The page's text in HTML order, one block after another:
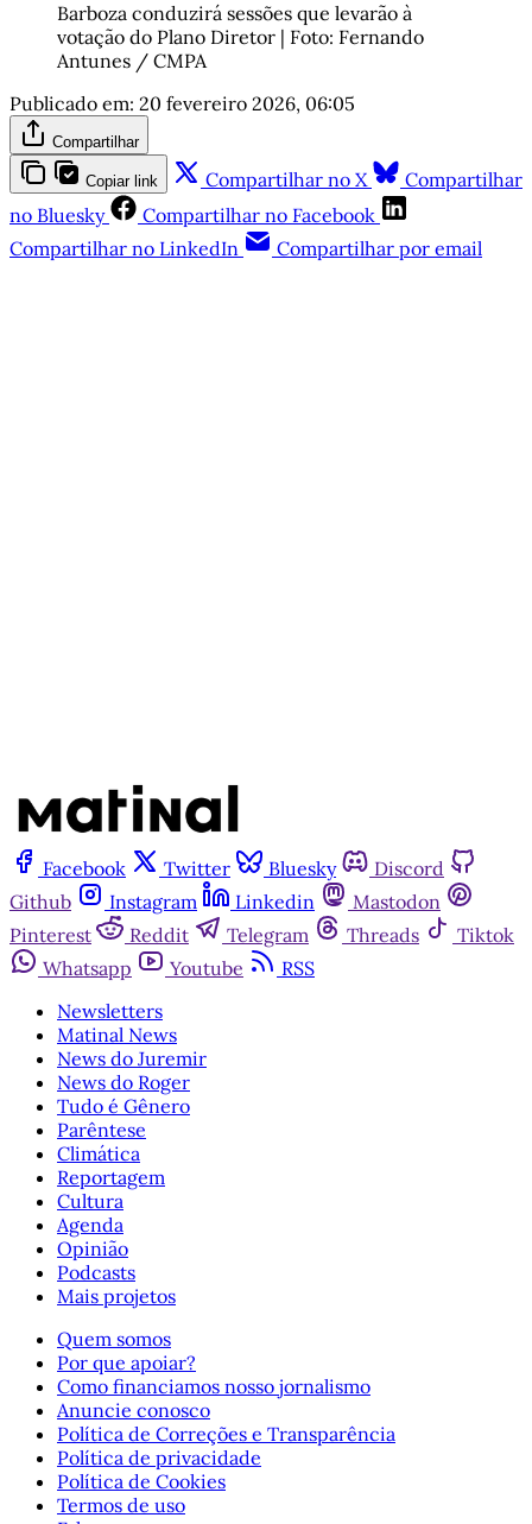
Barboza conduzirá sessões que levarão à
votação do Plano Diretor | Foto: Fernando
Antunes / CMPA
Publicado em: 20 fevereiro 2026, 06:05
Compartilhar
Copiar link Compartilhar no X
Compartilhar
no Bluesky
Compartilhar no Facebook
Compartilhar no LinkedIn
Compartilhar por email
Facebook Twitter Bluesky
Discord
Github
Instagram Linkedin
Mastodon
Pinterest
Reddit Telegram Threads
Tiktok
Whatsapp
Youtube
RSS
Newsletters
Matinal News
News do Juremir
News do Roger
Tudo é Gênero
Parêntese
Climática
Reportagem
Cultura
Agenda
Opinião
Podcasts
Mais projetos
Quem somos
Por que apoiar?
Como financiamos nosso jornalismo
Anuncie conosco
Política de Correções e Transparência
Política de privacidade
Política de Cookies
Termos de uso